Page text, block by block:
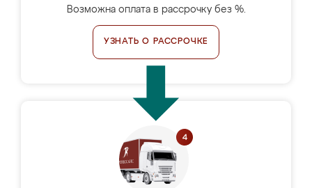
Возможна оплата в рассрочку без %.
УЗНАТЬ О РАССРОЧКЕ